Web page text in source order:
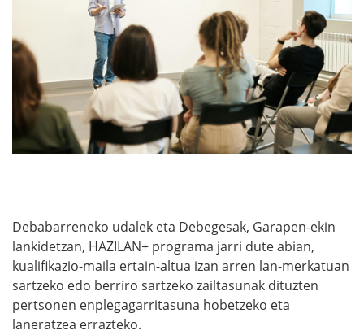
Debabarreneko udalek eta Debegesak, Garapen-ekin
lankidetzan, HAZILAN+ programa jarri dute abian,
kualifikazio-maila ertain-altua izan arren lan-merkatuan
sartzeko edo berriro sartzeko zailtasunak dituzten
pertsonen enplegagarritasuna hobetzeko eta
laneratzea errazteko.